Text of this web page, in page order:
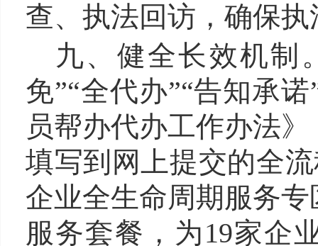
查、执法回访，确保
九、健全长效机制
免”“全代办”“告知承
员帮办代办工作办法
填写到网上提交的全
企业全生命周期服务
服务套餐，为19家企